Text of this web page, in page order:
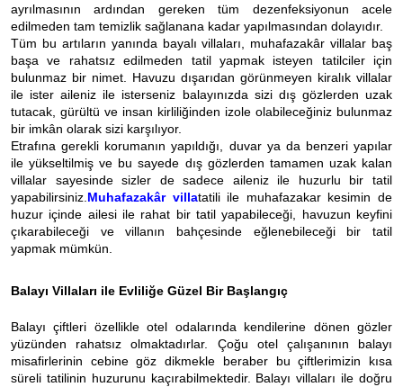
ayrılmasının ardından gereken tüm dezenfeksiyonun acele
edilmeden tam temizlik sağlanana kadar yapılmasından dolayıdır.
Tüm bu artıların yanında bayalı villaları, muhafazakâr villalar baş
başa ve rahatsız edilmeden tatil yapmak isteyen tatilciler için
bulunmaz bir nimet. Havuzu dışarıdan görünmeyen kiralık villalar
ile ister aileniz ile isterseniz balayınızda sizi dış gözlerden uzak
tutacak, gürültü ve insan kirliliğinden izole olabileceğiniz bulunmaz
bir imkân olarak sizi karşılıyor.
Etrafına gerekli korumanın yapıldığı, duvar ya da benzeri yapılar
ile yükseltilmiş ve bu sayede dış gözlerden tamamen uzak kalan
villalar sayesinde sizler de sadece aileniz ile huzurlu bir tatil
yapabilirsiniz. Muhafazakâr villatatili ile muhafazakar kesimin de
huzur içinde ailesi ile rahat bir tatil yapabileceği, havuzun keyfini
çıkarabileceği ve villanın bahçesinde eğlenebileceği bir tatil
yapmak mümkün.
Balayı Villaları ile Evliliğe Güzel Bir Başlangıç
Balayı çiftleri özellikle otel odalarında kendilerine dönen gözler
yüzünden rahatsız olmaktadırlar. Çoğu otel çalışanının balayı
misafirlerinin cebine göz dikmekle beraber bu çiftlerimizin kısa
süreli tatilinin huzurunu kaçırabilmektedir. Balayı villaları ile doğru